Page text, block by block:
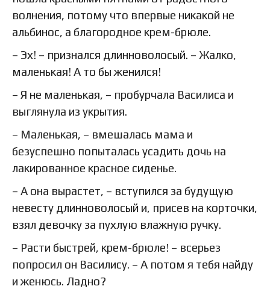
волнения, потому что впервые никакой не
альбинос, а благородное крем-брюле.
– Эх! – признался длинноволосый. – Жалко,
маленькая! А то бы женился!
– Я не маленькая, – пробурчала Василиса и
выглянула из укрытия.
– Маленькая, – вмешалась мама и
безуспешно попыталась усадить дочь на
лакированное красное сиденье.
– А она вырастет, – вступился за будущую
невесту длинноволосый и, присев на корточки,
взял девочку за пухлую влажную ручку.
– Расти быстрей, крем-брюле! – всерьез
попросил он Василису. – А потом я тебя найду
и женюсь. Ладно?